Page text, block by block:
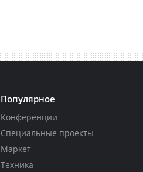
Популярное
Конференции
Специальные проекты
Маркет
Техника